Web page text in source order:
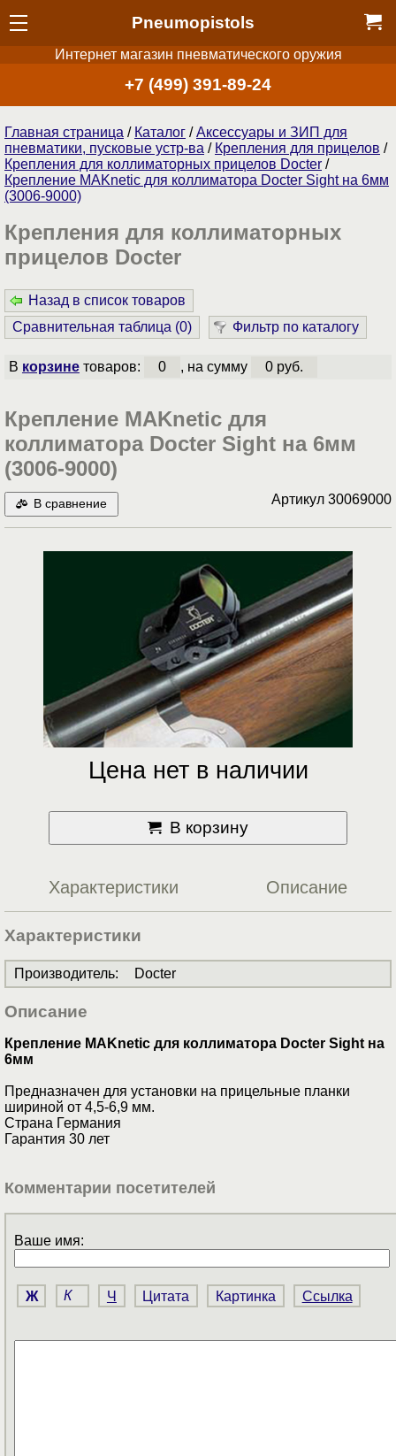
Pneumopistols
Интернет магазин пневматического оружия
+7 (499) 391-89-24
Главная страница / Каталог /Аксессуары и ЗИП для
пневматики, пусковые устр-ва / Крепления для прицелов /
Крепления для коллиматорных прицелов Docter /
Крепление MAKnetic для коллиматора Docter Sight на 6мм
(3006-9000)
Крепления для коллиматорных
прицелов Docter
Назад в список товаров
Сравнительная таблица (0) Фильтр по каталогу
В корзинетоваров: 0 , на сумму 0 руб.
Крепление MAKnetic для
коллиматора Docter Sight на 6мм
(3006-9000)
В сравнение Артикул 30069000
Цена нет в наличии
В корзину
Характеристики Описание
Характеристики
Производитель: Docter
Описание
Крепление MAKnetic для коллиматора Docter Sight на
6мм
Предназначен для установки на прицельные планки
шириной от 4,5-6,9 мм.
Страна Германия
Гарантия 30 лет
Комментарии посетителей
Ваше имя:
Ж К Ч Цитата Картинка Ссылка